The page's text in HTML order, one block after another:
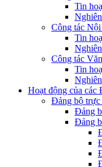
Tin
Công tác
Tin
Công tác
Tin
Hoạt động của các
Đảng bộ trực
Đảng
Đảng